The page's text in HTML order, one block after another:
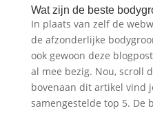
Wat zijn de beste
In plaats van zelf de
de afzonderlijke
ook gewoon deze
al mee bezig. Nou, scroll
bovenaan dit artikel vind
samengestelde top 5. De